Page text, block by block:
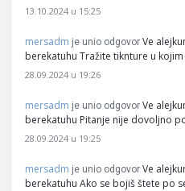
13.10.2024 u 15:25
mersadm je unio odgovor Ve
berekatuhu Tražite tiknture u
28.09.2024 u 19:26
mersadm je unio odgovor Ve
berekatuhu Pitanje nije dovoljno
28.09.2024 u 19:25
mersadm je unio odgovor Ve
berekatuhu Ako se bojiš štete po